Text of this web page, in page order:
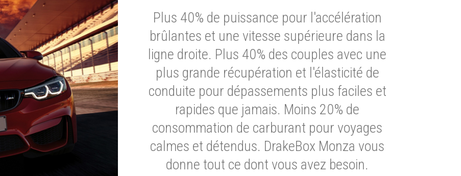
Plus 40% de puissance pour l'accélération
brûlantes et une vitesse supérieure dans la
ligne droite. Plus 40% des couples avec une
plus grande récupération et l'élasticité de
conduite pour dépassements plus faciles et
rapides que jamais. Moins 20% de
consommation de carburant pour voyages
calmes et détendus. DrakeBox Monza vous
donne tout ce dont vous avez besoin.